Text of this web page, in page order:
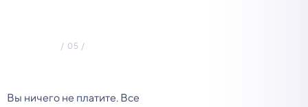
Вы ничего не платите. Все